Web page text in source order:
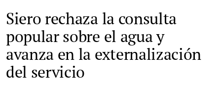
Siero rechaza la consulta
popular sobre el agua y
avanza en la externalización
del servicio